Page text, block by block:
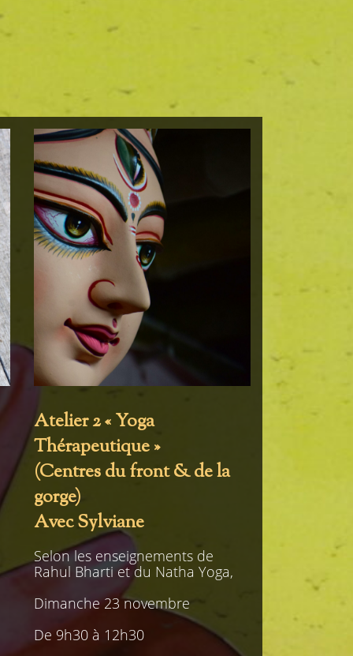
Atelier 2 « Yoga
Thérapeutique »
(Centres du front & de la
gorge)
Avec Sylviane
Selon les enseignements de
Rahul Bharti et du Natha Yoga,
Dimanche 23 novembre
De 9h30 à 12h30